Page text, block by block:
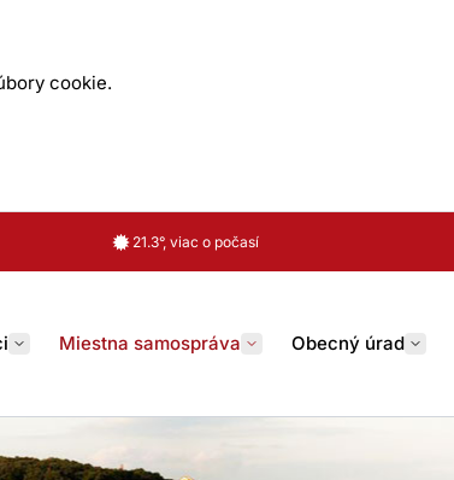
cookie.
21.3°, viac o počasí
Miestna samospráva Obecný úrad